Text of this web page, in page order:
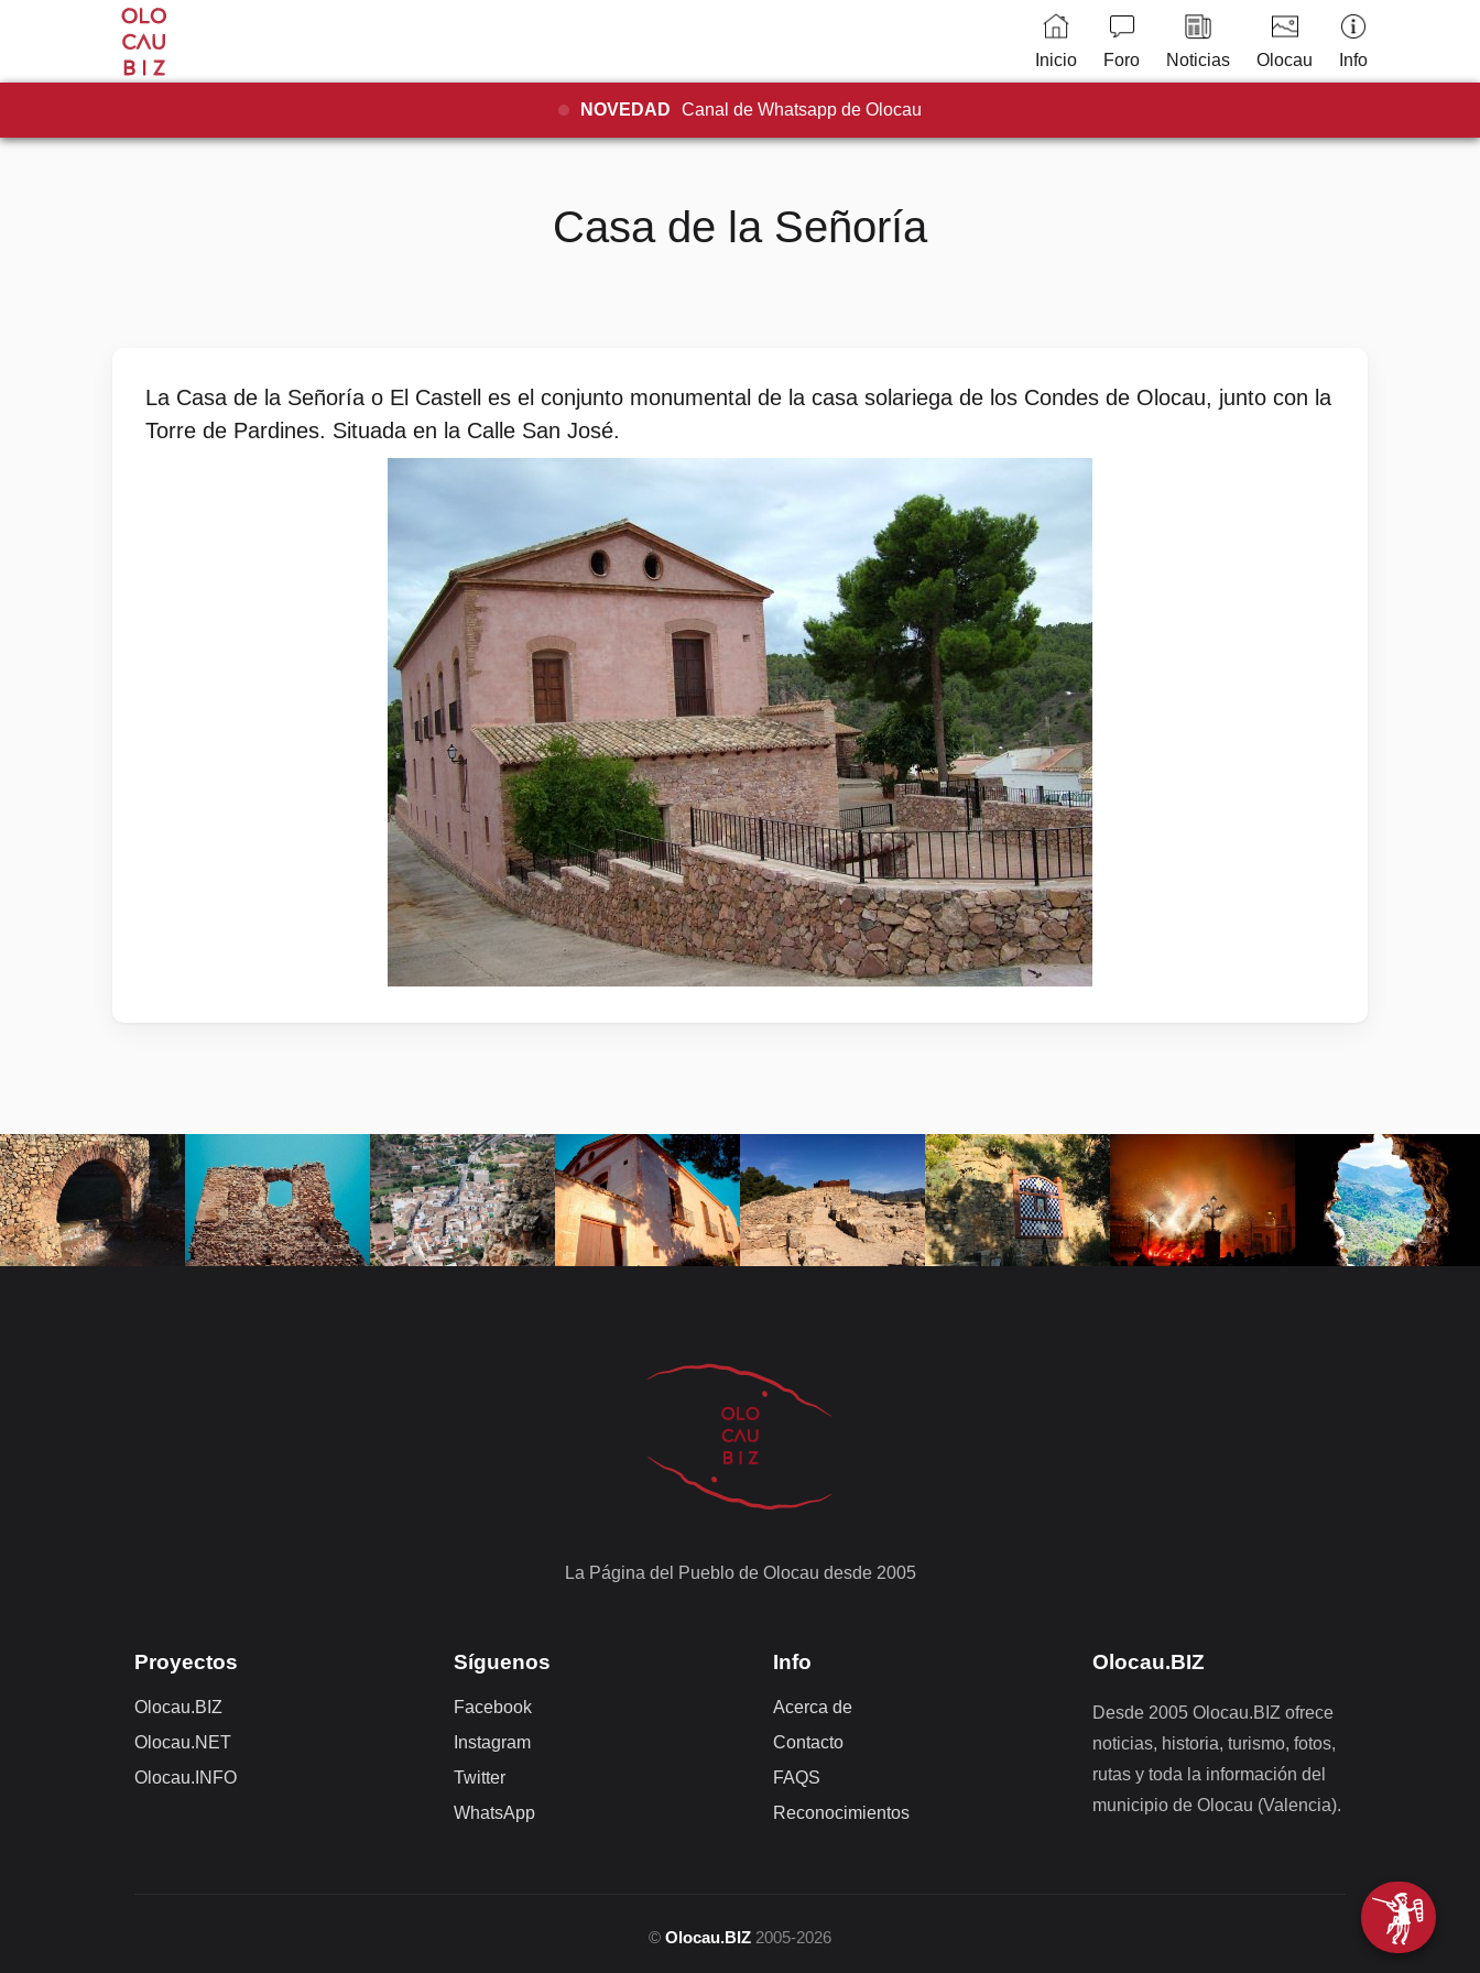
Inicio Foro Noticias Olocau Info
NOVEDAD Canal de Whatsapp de Olocau
Casa de la Señoría
La Casa de la Señoría o El Castell es el conjunto monumental de la casa solariega de los Condes de Olocau, junto con la
Torre de Pardines. Situada en la Calle San José.
La Página del Pueblo de Olocau desde 2005
Proyectos
Olocau.BIZ
Olocau.NET
Olocau.INFO
Síguenos
Facebook
Instagram
Twitter
WhatsApp
Info
Acerca de
Contacto
FAQS
Reconocimientos
Olocau.BIZ
Desde 2005 Olocau.BIZ ofrece
noticias, historia, turismo, fotos,
rutas y toda la información del
municipio de Olocau (Valencia).
© Olocau.BIZ 2005-2026